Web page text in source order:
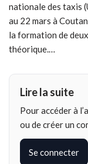
nationale des taxis
au 22 mars à
la formation de
théorique.…
Lire la suite
Pour accéder à
ou de créer un
Se connecter